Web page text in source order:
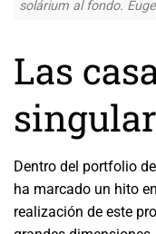
solárium al fondo.
Las
Dentro del portfolio
ha marcado un hito
realización de este